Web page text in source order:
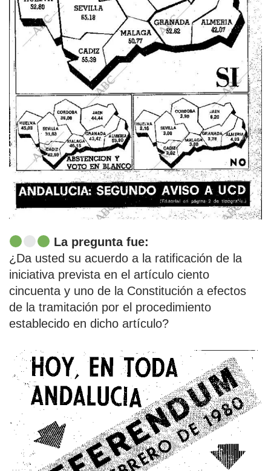
La pregunta fue:
¿Da usted su acuerdo a la ratificación de la
iniciativa prevista en el artículo ciento
cincuenta y uno de la Constitución a efectos
de la tramitación por el procedimiento
establecido en dicho artículo?